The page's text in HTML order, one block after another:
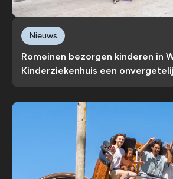
Romeinen bezorgen kinderen in
Kinderziekenhuis een
Nieuws